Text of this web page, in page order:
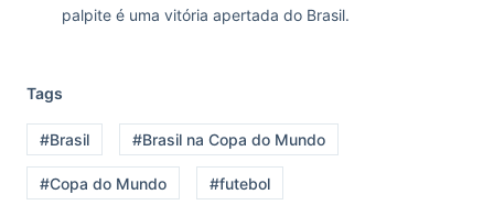
palpite é uma vitória apertada do Brasil.
Tags
#Brasil #Brasil na Copa do Mundo
#Copa do Mundo #futebol